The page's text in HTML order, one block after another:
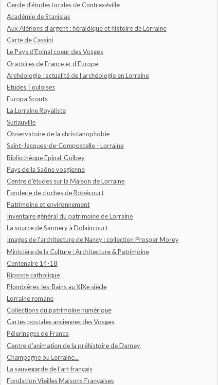
Cercle d'études locales de Contrexéville
Académie de Stanislas
Aux Alérions d'argent : héraldique et histoire de Lorraine
Carte de Cassini
Le Pays d'Epinal coeur des Vosges
Oratoires de France et d'Europe
Archéologie : actualité de l'archéologie en Lorraine
Etudes Touloises
Europa Scouts
La Lorraine Royaliste
Suriauville
Observatoire de la christianophobie
Saint-Jacques-de-Compostelle - Lorraine
Bibliothèque Epinal-Golbey
Pays de la Saône vosgienne
Centre d'études sur la Maison de Lorraine
Fonderie de cloches de Robécourt
Patrimoine et environnement
Inventaire général du patrimoine de Lorraine
La source de Sarmery à Dolaincourt
Images de l'architecture de Nancy : collection Prosper Morey
Ministère de la Culture : Architecture & Patrimoine
Centenaire 14-18
Riposte catholique
Plombières-les-Bains au XIXe siècle
Lorraine romane
Collections du patrimoine numérique
Cartes postales anciennes des Vosges
Pèlerinages de France
Centre d'animation de la préhistoire de Darney
Champagne ou Lorraine...
La sauvegarde de l'art français
Fondation Vieilles Maisons Françaises